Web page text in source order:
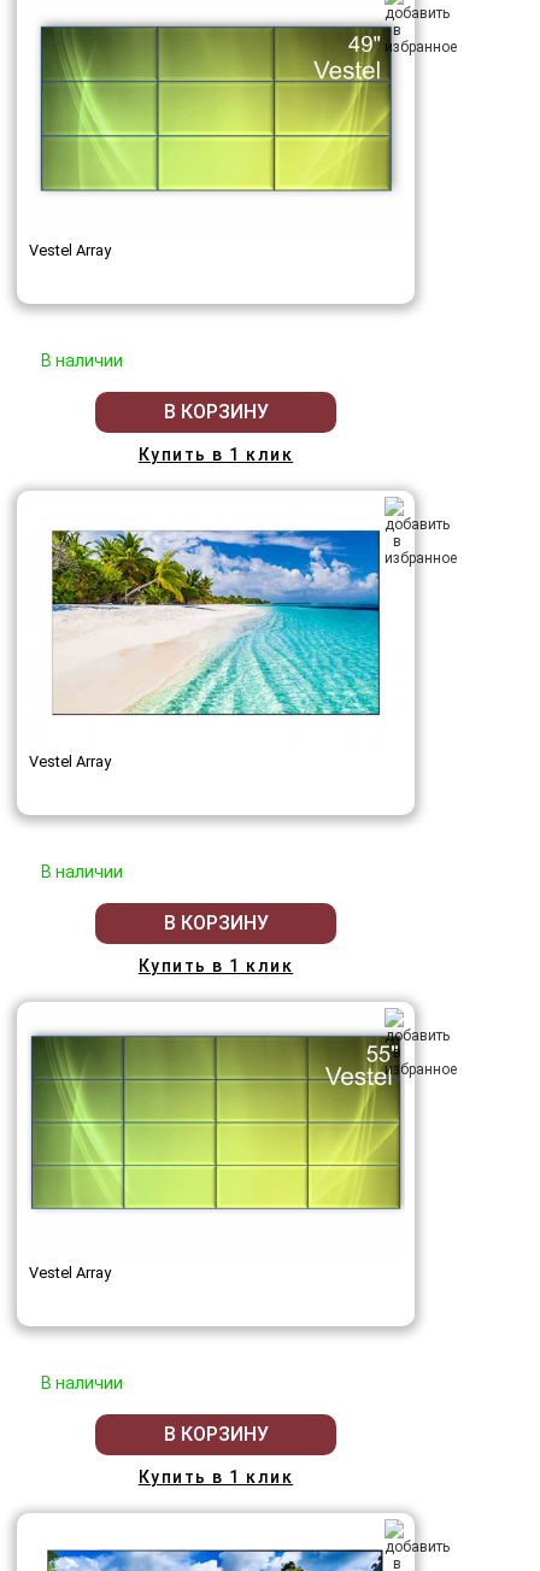
Vestel Array
В наличии
В КОРЗИНУ
Купить в 1 клик
Vestel Array
В наличии
В КОРЗИНУ
Купить в 1 клик
Vestel Array
В наличии
В КОРЗИНУ
Купить в 1 клик